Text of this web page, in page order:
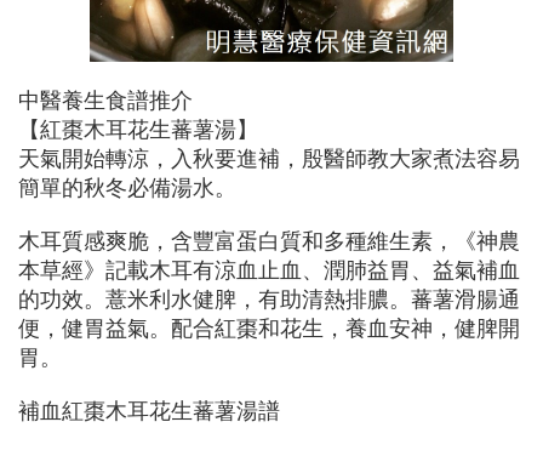
中醫養生食譜推介
【紅棗木耳花生蕃薯湯】
天氣開始轉涼，入秋要進補，殷醫師教大家煮法容易
簡單的秋冬必備湯水。
木耳質感爽脆，含豐富蛋白質和多種維生素，《神農
本草經》記載木耳有涼血止血、潤肺益胃、益氣補血
的功效。薏米利水健脾，有助清熱排膿。蕃薯滑腸通
便，健胃益氣。配合紅棗和花生，養血安神，健脾開
胃。
補血紅棗木耳花生蕃薯湯譜